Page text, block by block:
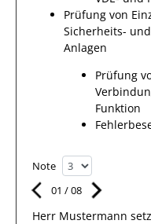
Prüfung von
Sicherheits-
Anlagen
Prüfung
Funktion
Note
01 /08
Herr Mustermann